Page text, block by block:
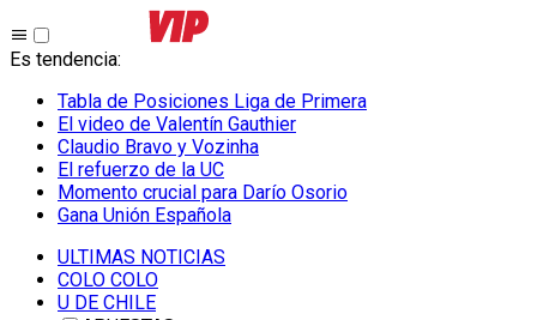
Es tendencia:
Tabla de Posiciones Liga de Primera
El video de Valentín Gauthier
Claudio Bravo y Vozinha
El refuerzo de la UC
Momento crucial para Darío Osorio
Gana Unión Española
ULTIMAS NOTICIAS
COLO COLO
U DE CHILE